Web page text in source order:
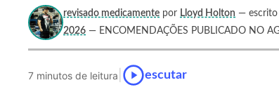
revisado medicamente por Lloyd Holton —
2026 — ENCOMENDAÇÕES PUBLICADO NO
7 minutos de leitura escutar